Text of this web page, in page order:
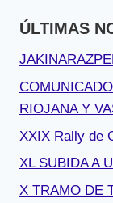
ÚLTIMAS
RIOJANA Y
XXIX Rally de
XL SUBIDA A
X TRAMO DE